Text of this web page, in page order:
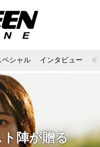
ペシャル インタビュー
陣が贈る